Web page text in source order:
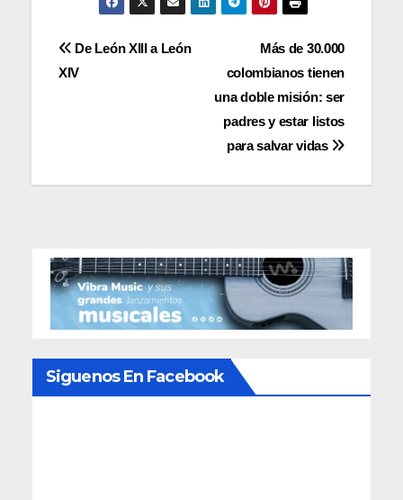
Navegación
Más de 30.000
colombianos tienen
una doble misión: ser
padres y estar listos
para salvar vidas
De León XIII a León
XIV
Siguenos En Facebook